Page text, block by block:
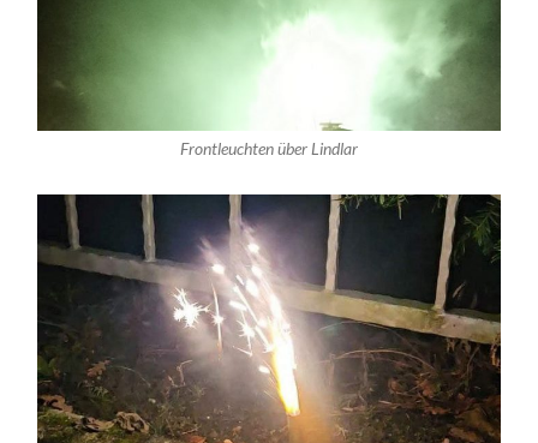
Frontleuchten über Lindlar